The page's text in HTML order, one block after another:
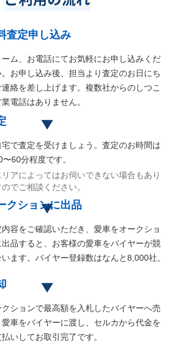
査定申し込み
ーム、お電話にてお気軽にお申し込みくだ
。お申し込み後、担当より査定のお日にち
絡を差し上げます。複数社からのしつこ
電話はありません。
宅で査定を受けましょう。査定のお時間は
〜60分程度です。
アによってはお伺いできない場合もあり
のでご相談ください。
クションに出品
容をご確認いただき、愛車をオークショ
出品すると、お客様の愛車をバイヤーが競
います。バイヤー登録数はなんと8,000社。
クションで最高額を入札したバイヤーへ売
愛車をバイヤーに渡し、セルカから代金を
いしてお取引完了です。